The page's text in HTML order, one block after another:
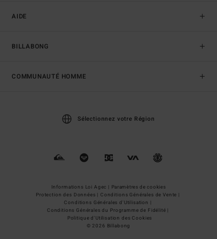
AIDE
BILLABONG
COMMUNAUTÉ HOMME
Sélectionnez votre Région
Informations Loi Agec | Paramètres de cookies
Protection des Données | Conditions Générales de Vente |
Conditions Générales d'Utilisation |
Conditions Générales du Programme de Fidélité |
Politique d'Utilisation des Cookies
© 2026 Billabong